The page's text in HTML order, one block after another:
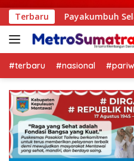
Terbaru
Cegah Stunting melalui
#terbaru #nasional